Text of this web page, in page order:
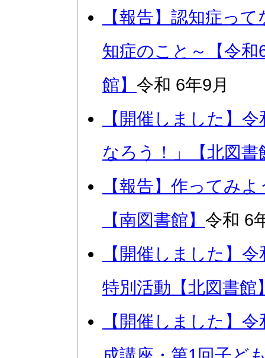
【報告】認知症っ
知症のこと～【令
館】 令和 6年9月
【開催しました】
なろう！」【北図書
【報告】作ってみ
【南図書館】 令和 6
【開催しました】
特別活動【北図書館
【開催しました】